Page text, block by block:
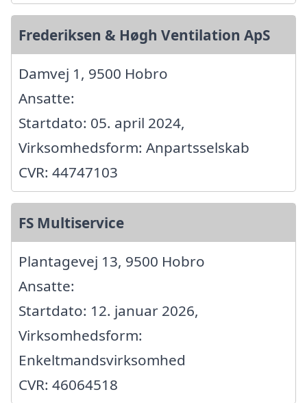
Frederiksen & Høgh Ventilation ApS
Damvej 1, 9500 Hobro
Ansatte:
Startdato: 05. april 2024,
Virksomhedsform: Anpartsselskab
CVR: 44747103
FS Multiservice
Plantagevej 13, 9500 Hobro
Ansatte:
Startdato: 12. januar 2026,
Virksomhedsform:
Enkeltmandsvirksomhed
CVR: 46064518